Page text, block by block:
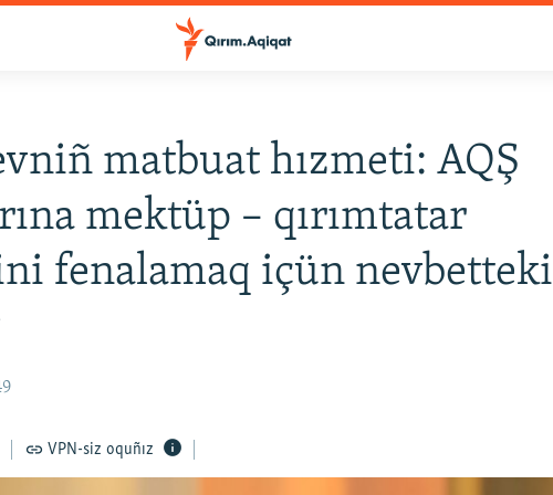
matbuat hızmeti: AQŞ
mektüp – qırımtatar
fenalamaq içün nevbetteki
VPN-siz oquñız